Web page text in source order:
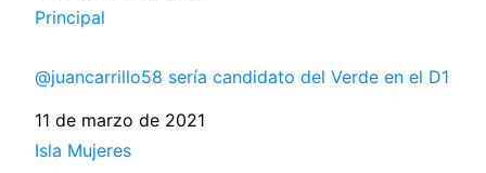
Respecto a
Principal
@juancarrillo58 sería candidato del Verde en el D1
Fecha
11 de marzo de 2021
Respecto a
Isla Mujeres